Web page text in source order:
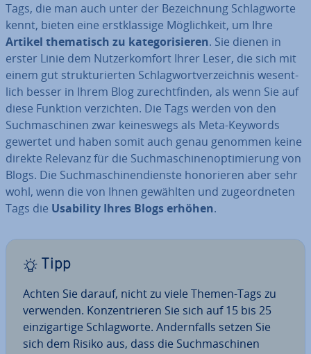
Tags, die man auch unter der Be­zeich­nung Schlag­wor­te
kennt, bieten eine erst­klas­si­ge Mög­lich­keit, um Ihre
Artikel the­ma­tisch zu ka­te­go­ri­sie­ren. Sie dienen in
erster Linie dem Nut­zer­kom­fort Ihrer Leser, die sich mit
einem gut struk­tu­rier­ten Schlag­wort­ver­zeich­nis we­sent­
lich besser in Ihrem Blog zu­recht­fin­den, als wenn Sie auf
diese Funktion ver­zich­ten. Die Tags werden von den
Such­ma­schi­nen zwar kei­nes­wegs als Meta-Keywords
gewertet und haben somit auch genau genommen keine
direkte Relevanz für die Such­ma­schi­nen­op­ti­mie­rung von
Blogs. Die Such­ma­schi­nen­diens­te ho­no­rie­ren aber sehr
wohl, wenn die von Ihnen gewählten und zu­ge­ord­ne­ten
Tags die Usability Ihres Blogs erhöhen.
Tipp
Achten Sie darauf, nicht zu viele Themen-Tags zu
verwenden. Kon­zen­trie­ren Sie sich auf 15 bis 25
ein­zig­ar­ti­ge Schlag­wor­te. An­dern­falls setzen Sie
sich dem Risiko aus, dass die Such­ma­schi­nen